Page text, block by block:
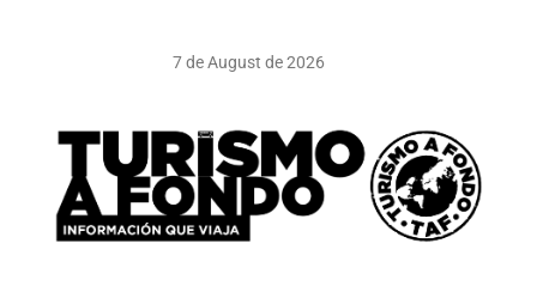
7 de August de 2026